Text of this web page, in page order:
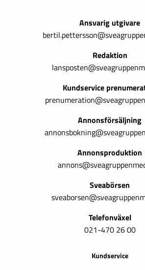
Ansvarig utgivare
Redaktion
Kundservice
Annonsförsäljning
Annonsproduktion
Sveabörsen
Telefonväxel
021-470 26 00
Kundservice